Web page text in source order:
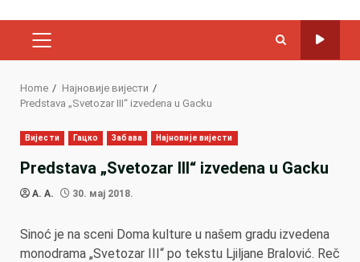
PRIMARY
Home
Најновије вијести
Predstava „Svetozar III“ izvedena u Gacku
Вијести Гацко Забава Најновије вијести
Predstava „Svetozar III“ izvedena u Gacku
A. A. 30. мај 2018.
Sinoć je na sceni Doma kulture u našem gradu izvedena
monodrama „Svetozar III“ po tekstu Ljiljane Bralović. Reč